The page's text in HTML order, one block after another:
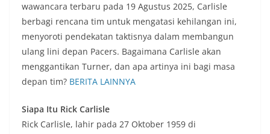
wawancara terbaru pada 19 Agustus 2025, Carlisle
berbagi rencana tim untuk mengatasi kehilangan ini,
menyoroti pendekatan taktisnya dalam membangun
ulang lini depan Pacers. Bagaimana Carlisle akan
menggantikan Turner, dan apa artinya ini bagi masa
depan tim? BERITA LAINNYA
Siapa Itu Rick Carlisle
Rick Carlisle, lahir pada 27 Oktober 1959 di